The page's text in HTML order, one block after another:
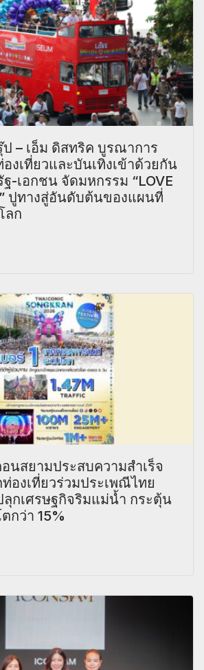
ป – เอ็ม ดิสทริค บูรณาการ
งเที่ยวและบันเทิงเข้าด้วยกัน
-เอกชน จัดมหกรรม “LOVE
ปูทางสู่อันดับต้นของแผนที่
ลก
นสยามประสบความสำเร็จ
องเที่ยวร่วมประเพณีไทย
กเศรษฐกิจริมแม่น้ำ กระตุ้น
กว่า 15%